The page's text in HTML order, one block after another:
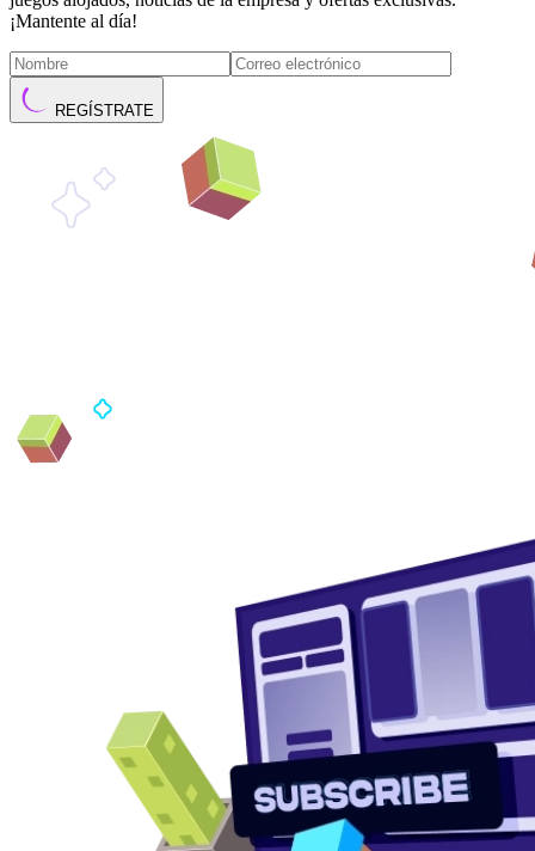
¡Mantente al día!
REGÍSTRATE